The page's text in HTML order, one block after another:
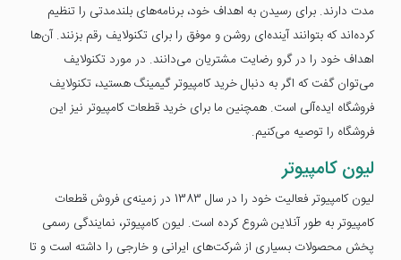
مدت دارند. برای رسیدن به اهداف خود، برنامه‌های بلندمدتی را تنظیم
کرده‌اند که بتوانند آینده‌ای روشن و موفق را برای تکنولایف رقم بزنند. آن‌ها
اهداف خود را در گرو رضایت مشتریان می‌دانند. در مورد تکنولایف
می‌توان گفت که اگر به دنبال خرید کامپیوتر گیمینگ هستید، تکنولایف
فروشگاه ایده‌آلی است. همچنین ما برای خرید قطعات کامپیوتر نیز این
فروشگاه را توصیه می‌کنیم.
لیون کامپیوتر
لیون کامپیوتر فعالیت خود را در سال 1383 در زمینه‌ی فروش قطعات
کامپیوتر به طور آنلاین شروع کرده است. لیون کامپیوتر، نمایندگی رسمی
پخش محصولات بسیاری از شرکت‌های ایرانی و خارجی را داشته است و تا